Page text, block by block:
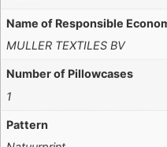
Name of Responsible
MULLER TEXTILES BV
Number of Pillowcases
1
Pattern